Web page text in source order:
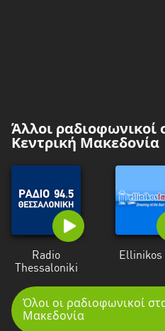
Άλλοι ραδιοφωνικοί
Κεντρική Μακεδονία
Radio
Thessaloniki
Ellinikos
Όλοι οι ραδιοφωνικοί
Μακεδονία